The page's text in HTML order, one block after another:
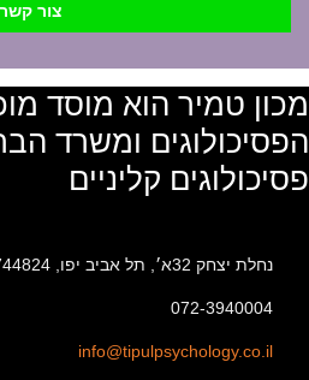
צור קשר
מכון טמיר הוא מוסד
הפסיכולוגים ומשרד
פסיכולוגים קליניים
נחלת יצחק 32א׳, תל אביב יפו, 6744824
072-3940004
info@tipulpsychology.co.il